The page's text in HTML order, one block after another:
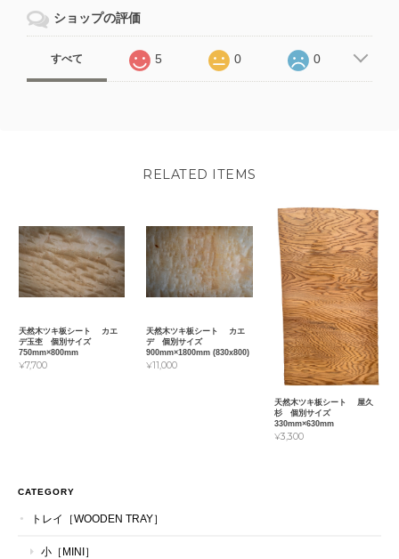
ショップの評価
すべて 5 0 0
RELATED ITEMS
天然木ツキ板シート カエ
デ玉杢 個別サイズ
750mm×800mm
¥7,700
天然木ツキ板シート カエ
デ 個別サイズ
900mm×1800mm (830x800)
¥11,000
天然木ツキ板シート 屋久
杉 個別サイズ
330mm×630mm
¥3,300
CATEGORY
トレイ［WOODEN TRAY］
小［MINI］